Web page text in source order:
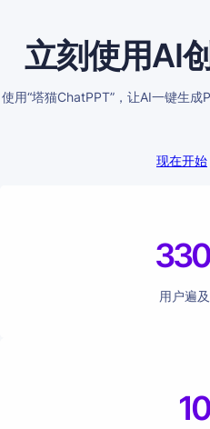
立刻使用AI
使用“塔猫ChatPPT”，让AI一键生
现在开始
用户遍